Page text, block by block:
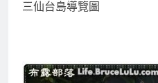
三仙台島導覽圖